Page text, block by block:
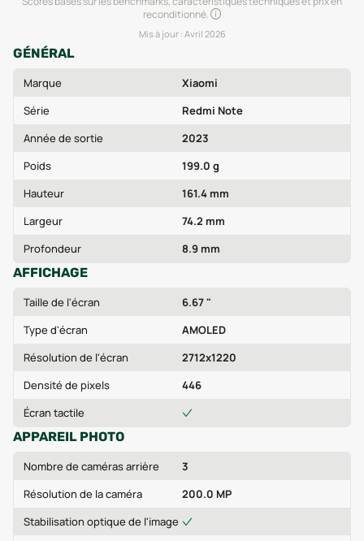
reconditionné.
Mis à jour : Avril 2026
GÉNÉRAL
Marque
Xiaomi
Série
Redmi Note
Année de sortie
2023
Poids
199.0 g
Hauteur
161.4 mm
Largeur
74.2 mm
Profondeur
8.9 mm
AFFICHAGE
Taille de l'écran
6.67 "
Type d'écran
AMOLED
Résolution de l'écran
2712x1220
Densité de pixels
446
Écran tactile
APPAREIL PHOTO
Nombre de caméras arrière
3
Résolution de la caméra
200.0 MP
Stabilisation optique de l'image